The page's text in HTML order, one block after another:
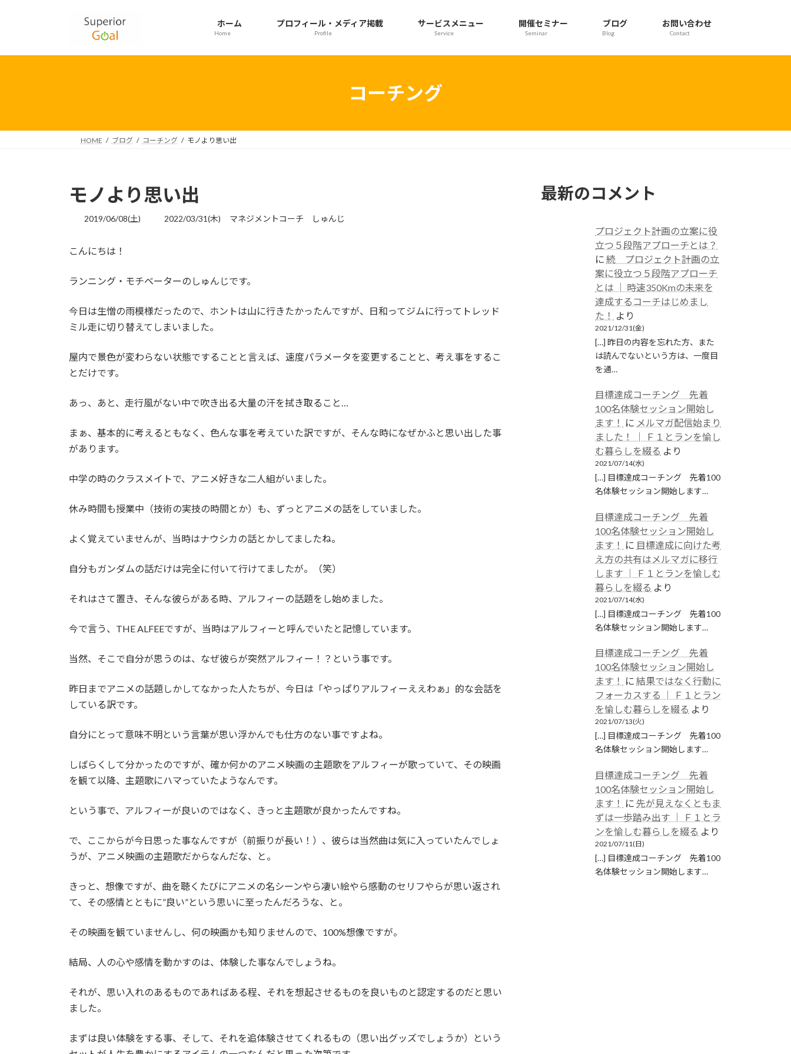
プ
動
ホーム
Home
プロフィール・メディア掲載
Profile
サービスメニュー
Service
開催セミナー
Seminar
ブログ
Blog
お問い合わせ
Contact
コーチング
HOME ブログ コーチング モノより思い出
モノより思い出
2019/06/08(土)
最
時
:
2022/03/31(木) マネジメントコーチ しゅんじ
こんにちは！
ランニング・モチベーターのしゅんじです。
今日は生憎の雨模様だったので、ホントは山に行きたかったんですが、日和ってジムに行ってトレッド
ミル走に切り替えてしまいました。
屋内で景色が変わらない状態ですることと言えば、速度パラメータを変更することと、考え事をするこ
とだけです。
あっ、あと、走行風がない中で吹き出る大量の汗を拭き取ること…
まぁ、基本的に考えるともなく、色んな事を考えていた訳ですが、そんな時になぜかふと思い出した事
があります。
中学の時のクラスメイトで、アニメ好きな二人組がいました。
休み時間も授業中（技術の実技の時間とか）も、ずっとアニメの話をしていました。
よく覚えていませんが、当時はナウシカの話とかしてましたね。
自分もガンダムの話だけは完全に付いて行けてましたが。（笑）
それはさて置き、そんな彼らがある時、アルフィーの話題をし始めました。
今で言う、THE ALFEEですが、当時はアルフィーと呼んでいたと記憶しています。
当然、そこで自分が思うのは、なぜ彼らが突然アルフィー！？という事です。
昨日までアニメの話題しかしてなかった人たちが、今日は「やっぱりアルフィーええわぁ」的な会話を
している訳です。
自分にとって意味不明という言葉が思い浮かんでも仕方のない事ですよね。
しばらくして分かったのですが、確か何かのアニメ映画の主題歌をアルフィーが歌っていて、その映画
を観て以降、主題歌にハマっていたようなんです。
という事で、アルフィーが良いのではなく、きっと主題歌が良かったんですね。
で、ここからが今日思った事なんですが（前振りが長い！）、彼らは当然曲は気に入っていたんでしょ
うが、アニメ映画の主題歌だからなんだな、と。
きっと、想像ですが、曲を聴くたびにアニメの名シーンやら凄い絵やら感動のセリフやらが思い返され
て、その感情とともに”良い”という思いに至ったんだろうな、と。
その映画を観ていませんし、何の映画かも知りませんので、100%想像ですが。
結局、人の心や感情を動かすのは、体験した事なんでしょうね。
それが、思い入れのあるものであればある程、それを想起させるものを良いものと認定するのだと思い
ました。
まずは良い体験をする事、そして、それを追体験させてくれるもの（思い出グッズでしょうか）という
最新のコメント
プロジェクト計画の立案に役
立つ５段階アプローチとは？
に続 プロジェクト計画の立
案に役立つ５段階アプローチ
とは │ 時速350Kmの未来を
達成するコーチはじめまし
た！
より
2021/12/31(金)
[…] 昨日の内容を忘れた方、また
は読んでないという方は、一度目
を通…
目標達成コーチング 先着
100名体験セッション開始し
ます！
に メルマガ配信始まり
ました！ │ Ｆ１とランを愉し
む暮らしを綴る より
2021/07/14(水)
[…] 目標達成コーチング 先着100
名体験セッション開始します…
目標達成コーチング 先着
100名体験セッション開始し
ます！
に 目標達成に向けた考
え方の共有はメルマガに移行
します │ Ｆ１とランを愉しむ
暮らしを綴る より
2021/07/14(水)
[…] 目標達成コーチング 先着100
名体験セッション開始します…
目標達成コーチング 先着
100名体験セッション開始し
ます！
に結果ではなく行動に
フォーカスする │ Ｆ１とラン
を愉しむ暮らしを綴る より
2021/07/13(火)
[…] 目標達成コーチング 先着100
名体験セッション開始します…
目標達成コーチング 先着
100名体験セッション開始し
ます！
に先が見えなくともま
ずは一歩踏み出す │ Ｆ１とラ
ンを愉しむ暮らしを綴る より
2021/07/11(日)
[…] 目標達成コーチング 先着100
名体験セッション開始します…